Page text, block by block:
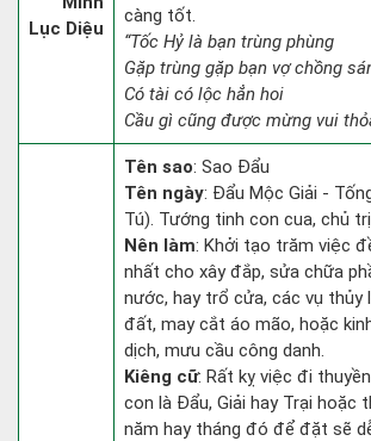
Lục Diệu
càng tốt.
“Tốc Hỷ là bạn trùng phùng
Gặp trùng gặp bạn vợ chồng
Có tài có lộc hẳn hoi
Cầu gì cũng được mừng vui
Tên sao: Sao Đẩu
Tên ngày: Đẩu Mộc Giải -
Tú). Tướng tinh con cua, chủ
Nên làm: Khởi tạo trăm việc
nhất cho xây đắp, sửa chữa
nước, hay trổ cửa, các vụ thủy
đất, may cắt áo mão, hoặc
dịch, mưu cầu công danh.
Kiêng cữ: Rất kỵ việc đi
con là Đẩu, Giải hay Trại hoặc
năm hay tháng đó để đặt sẽ